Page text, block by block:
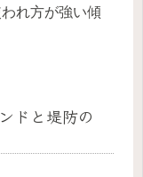
れ方が強い傾
ドと堤防の